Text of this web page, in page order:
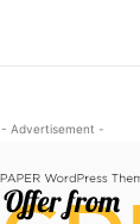
- Advertisement -